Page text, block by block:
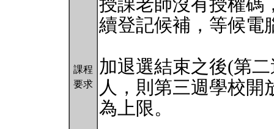
課程
要求
授課老師沒有授權碼
續登記候補，等候電
加退選結束之後(第
人，則第三週學校開
為上限。